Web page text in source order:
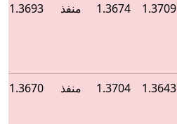
1.3709
1.3674 منفذ 1.3693
1.3643
1.3704 منفذ 1.3670